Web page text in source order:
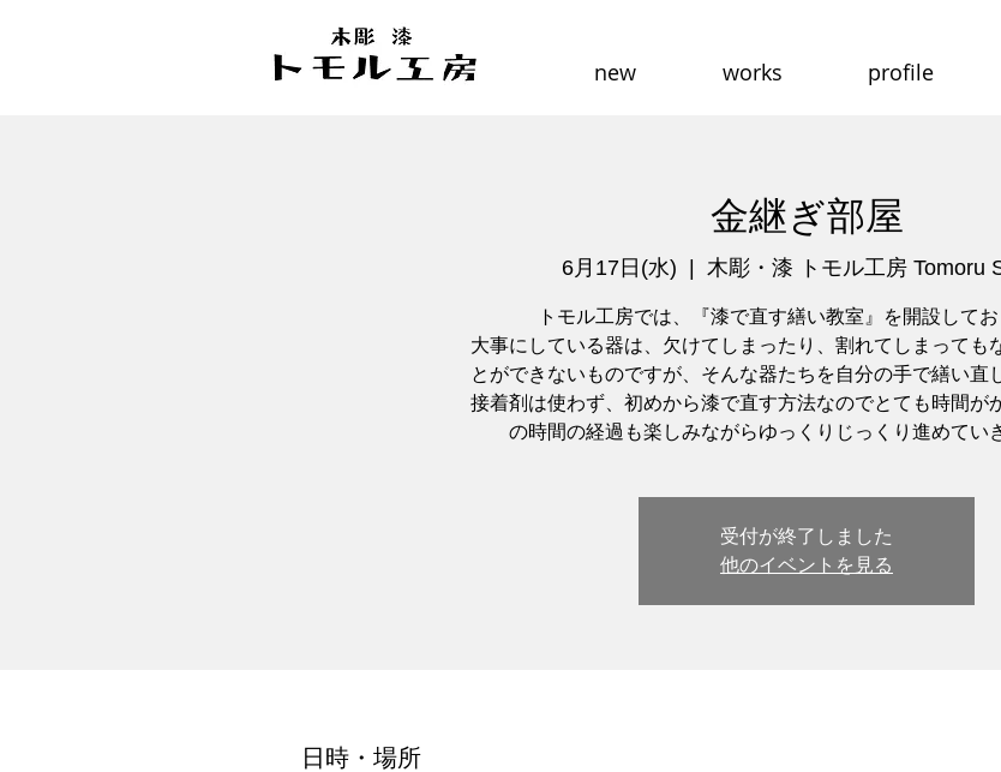
new works profile
金継ぎ部屋
6月17日(水)
  |
木彫・漆 トモル工房 Tomoru
トモル工房では、『漆で直す繕い教室』を開設してお
大事にしている器は、欠けてしまったり、割れてしまっても
とができないものですが、そんな器たちを自分の手で繕い直
接着剤は使わず、初めから漆で直す方法なのでとても時間が
の時間の経過も楽しみながらゆっくりじっくり進めてい
受付が終了しました
他のイベントを見る
日時・場所